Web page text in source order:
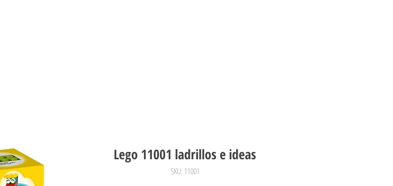
Lego 11001 ladrillos e ideas
SKU: 11001